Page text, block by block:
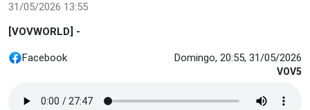
31/05/2026 13:55
[VOVWORLD] -
Facebook Domingo, 20:55, 31/05/2026
VOV5